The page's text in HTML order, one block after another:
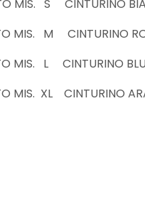
MIS. S CINTURINO
MIS. M CINTURINO
MIS. L CINTURINO
MIS. XL CINTURINO